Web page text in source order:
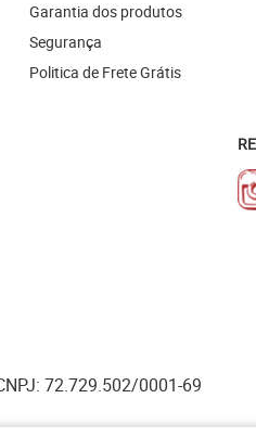
Garantia dos produtos
Segurança
Politica de Frete Grátis
72.729.502/0001-69